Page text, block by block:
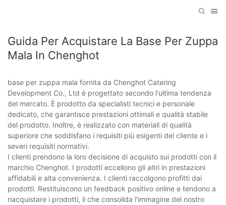
Guida Per Acquistare La Base Per Zuppa
Mala In Chenghot
base per zuppa mala fornita da Chenghot Catering
Development Co., Ltd è progettato secondo l'ultima tendenza
del mercato. È prodotto da specialisti tecnici e personale
dedicato, che garantisce prestazioni ottimali e qualità stabile
del prodotto. Inoltre, è realizzato con materiali di qualità
superiore che soddisfano i requisiti più esigenti del cliente e i
severi requisiti normativi.
I clienti prendono la loro decisione di acquisto sui prodotti con il
marchio Chenghot. I prodotti eccellono gli altri in prestazioni
affidabili e alta convenienza. I clienti raccolgono profitti dai
prodotti. Restituiscono un feedback positivo online e tendono a
riacquistare i prodotti, il che consolida l'immagine del nostro